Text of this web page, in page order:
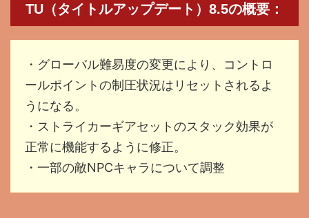
TU（タイトルアップデート）8.5の概要：
・グローバル難易度の変更により、コントロ
ールポイントの制圧状況はリセットされるよ
うになる。
・ストライカーギアセットのスタック効果が
正常に機能するように修正。
・一部の敵NPCキャラについて調整